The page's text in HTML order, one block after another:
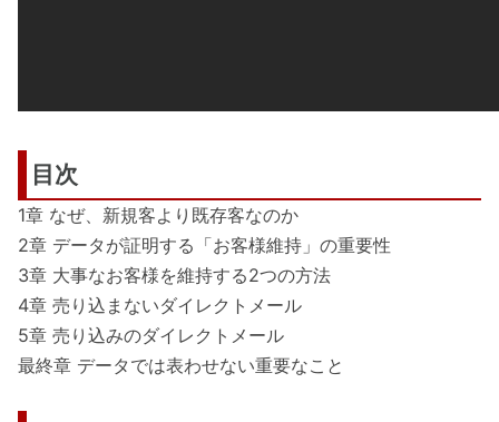
目次
1章 なぜ、新規客より既存客なのか
2章 データが証明する「お客様維持」の重要性
3章 大事なお客様を維持する2つの方法
4章 売り込まないダイレクトメール
5章 売り込みのダイレクトメール
最終章 データでは表わせない重要なこと